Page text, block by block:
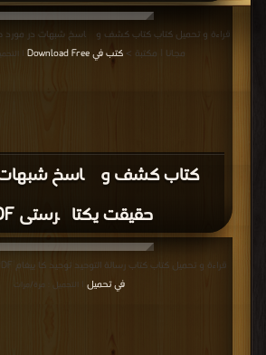
كتاب کشف و پاسخ شبهات
حقیقت یکتاپرستی PDF
مجانا | مكتبة >كتب في Download Free |
قراءة و تحميل كتاب كتاب رسالة التوحيد توحید كا يیغام PDF مجانا | مكتبة >
في تحميل
| التحميل : مرة/مرات